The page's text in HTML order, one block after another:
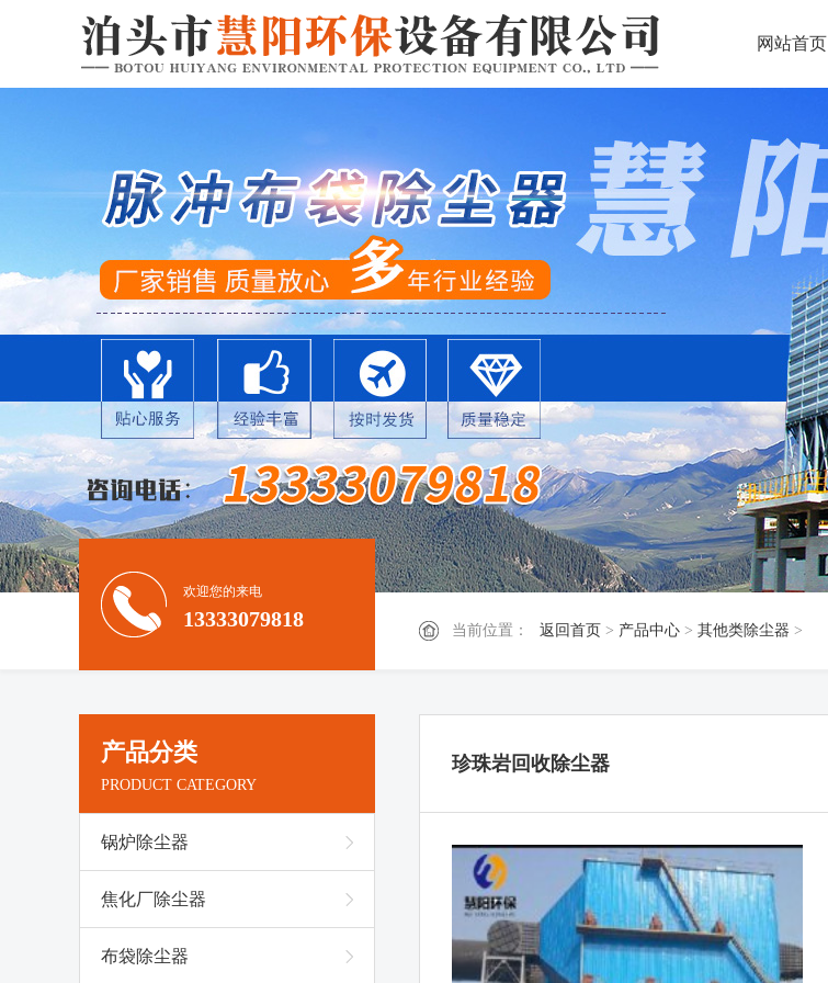
网站首页
当前位置： 返回首页 > 产品中心 > 其他类除尘器 >
欢迎您的来电
13333079818
产品分类
PRODUCT CATEGORY
锅炉除尘器
焦化厂除尘器
布袋除尘器
珍珠岩回收除尘器